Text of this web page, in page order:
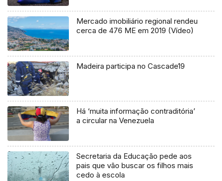
Mercado imobiliário regional rendeu
cerca de 476 ME em 2019 (Vídeo)
Madeira participa no Cascade19
Há ‘muita informação contraditória’
a circular na Venezuela
Secretaria da Educação pede aos
pais que vão buscar os filhos mais
cedo à escola